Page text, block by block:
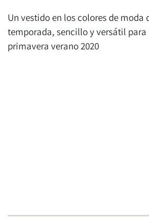
Un vestido en los colores de moda
temporada, sencillo y versátil para
primavera verano 2020